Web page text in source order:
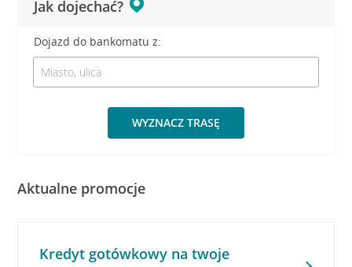
Jak dojechać?
Dojazd do bankomatu z:
WYZNACZ TRASĘ
Aktualne promocje
Kredyt gotówkowy na twoje